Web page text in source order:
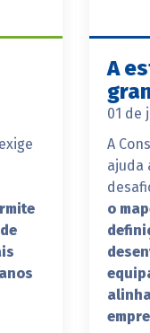
A
01 de
A
ajuda
o